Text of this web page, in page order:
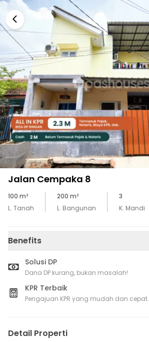
Jalan Cempaka 8
100 m²
L. Tanah
200 m²
L. Bangunan
3
K. Mandi
Benefits
Solusi DP
Dana DP kurang, bukan masalah!
KPR Terbaik
Pengajuan KPR yang mudah dan cepat.
Detail Properti